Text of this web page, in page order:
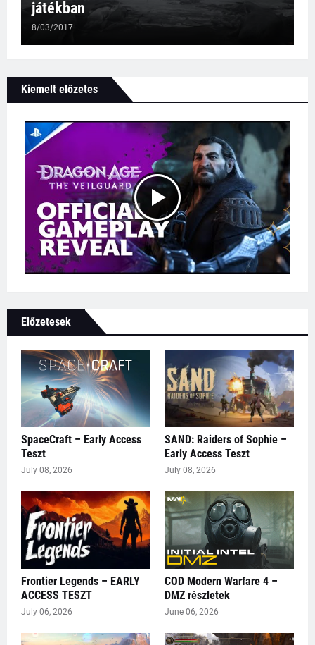
játékban
8/03/2017
Kiemelt előzetes
Előzetesek
SpaceCraft – Early Access
Teszt
July 08, 2026
SAND: Raiders of Sophie –
Early Access Teszt
July 08, 2026
Frontier Legends – EARLY
ACCESS TESZT
July 06, 2026
COD Modern Warfare 4 –
DMZ részletek
June 06, 2026